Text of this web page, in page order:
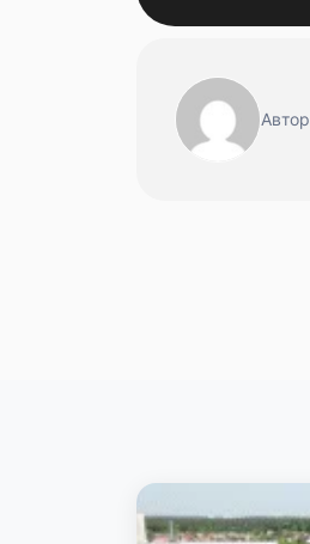
Автор